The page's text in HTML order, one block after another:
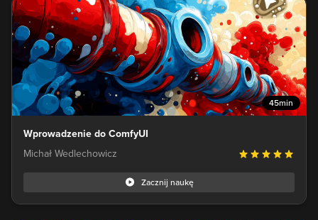
45min
Wprowadzenie do ComfyUI
Michał Wedlechowicz
Zacznij naukę